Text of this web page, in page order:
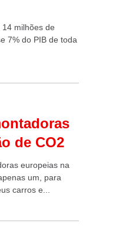
milhões de
7% do PIB de toda
de CO2
europeias na
um, para
carros e...